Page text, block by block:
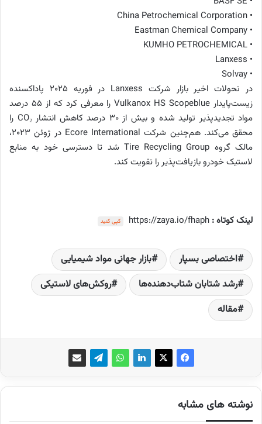
• China Petrochemical Corporation
• Eastman Chemical Company
• KUMHO PETROCHEMICAL
• Lanxess
• Solvay
در تحولات اخیر بازار شرکت Lanxess در فوریه ۲۰۲۵ پاداکسنده
زیست‌پایدار Vulkanox HS Scopeblue را معرفی کرد که از ۵۵ درصد
مواد تجدیدپذیر تولید شده و بیش از ۳۰ درصد کاهش انتشار CO₂ را
محقق می‌کند. هم‌چنین شرکت Ecore International در ژوئن ۲۰۲۳،
مالک گروه Tire Recycling Group شد تا دسترسی خود به منابع
لاستیک خودرو ‌بازیافت‌پذیر را تقویت کند.
لینک کوتاه : https://zaya.io/fhaph کپی کنید
اختصاصی بسپار
بازار جهانی مواد شیمیایی
رشد شتابان شتاب‌دهنده‌ها
روکش‌های لاستیکی
مقاله
نوشته های مشابه